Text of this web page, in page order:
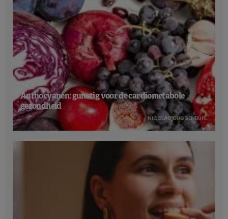
Anthocyanen: gunstig voor de cardiometabole
gezondheid
NICOLAS GUGGENBÜHL